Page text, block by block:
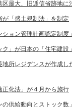
最大、旧逓信省跡地
が「盛土規制法」を制定
ョン管理計画認定制度
」が日本の「住宅建設
所レジデンスが作成
正化法」が４月から施行
供給動向とストック数